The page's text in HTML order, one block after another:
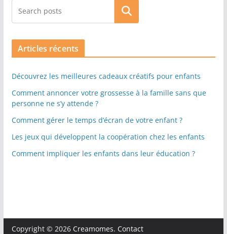
Rechercher
Articles récents
Découvrez les meilleures cadeaux créatifs pour enfants
Comment annoncer votre grossesse à la famille sans que
personne ne s’y attende ?
Comment gérer le temps d’écran de votre enfant ?
Les jeux qui développent la coopération chez les enfants
Comment impliquer les enfants dans leur éducation ?
Copyright © 2026 Creamomes. Contact